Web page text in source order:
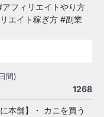
フィリエイトやり方
エイト稼ぎ方 #副業
間)
1268
本舗】・ カニを買う